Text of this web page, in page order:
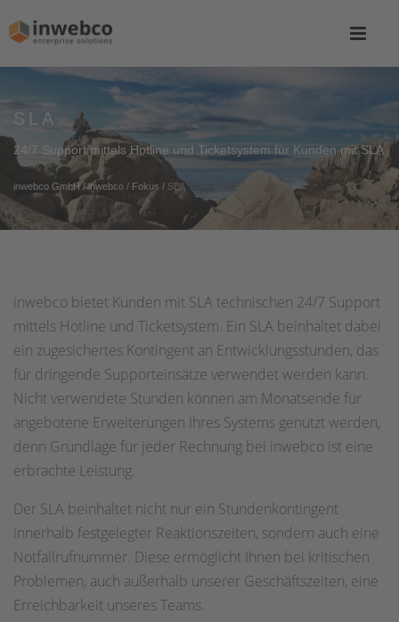
SLA
24/7 Support mittels Hotline und Ticketsystem für Kunden mit SLA
inwebco GmbH/inwebco / Fokus / SLA
inwebco bietet Kunden mit SLA technischen 24/7 Support
mittels Hotline und Ticketsystem. Ein SLA beinhaltet dabei
ein zugesichertes Kontingent an Entwicklungsstunden, das
für dringende Supporteinsätze verwendet werden kann.
Nicht verwendete Stunden können am Monatsende für
angebotene Erweiterungen Ihres Systems genutzt werden,
denn Grundlage für jeder Rechnung bei inwebco ist eine
erbrachte Leistung.
Der SLA beinhaltet nicht nur ein Stundenkontingent
innerhalb festgelegter Reaktionszeiten, sondern auch eine
Notfallrufnummer. Diese ermöglicht Ihnen bei kritischen
Problemen, auch außerhalb unserer Geschäftszeiten, eine
Erreichbarkeit unseres Teams.